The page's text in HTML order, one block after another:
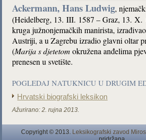
Ackermann, Hans Ludwig,
(Heidelberg, 13. III. 1587 – Graz, 13. X.
kruga južnonjemačkih manirista,
Austriji, a u Zagrebu izradio glavni oltar
(Marija s djetetom okružena anđelima
prenesen u svetište.
POGLEDAJ NATUKNICU U DRUGIM
Hrvatski biografski leksikon
Ažurirano: 2. rujna 2013.
Copyright © 2013. Leksikografski zavod